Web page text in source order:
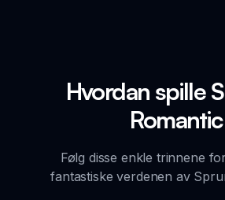
Hvordan spille
Romantic
Følg disse enkle trinnene
fantastiske verdenen av